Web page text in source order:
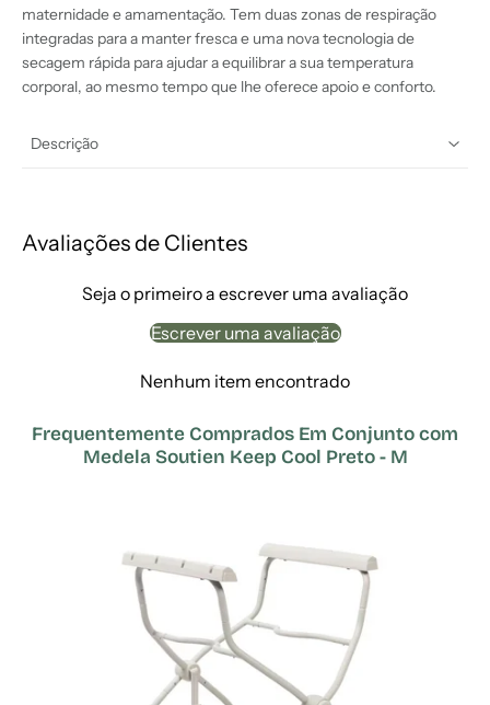
maternidade e amamentação. Tem duas zonas de respiração
integradas para a manter fresca e uma nova tecnologia de
secagem rápida para ajudar a equilibrar a sua temperatura
corporal, ao mesmo tempo que lhe oferece apoio e conforto.
Descrição
Avaliações de Clientes
Seja o primeiro a escrever uma avaliação
Escrever uma avaliação
Nenhum item encontrado
Frequentemente Comprados Em Conjunto com
Medela Soutien Keep Cool Preto - M